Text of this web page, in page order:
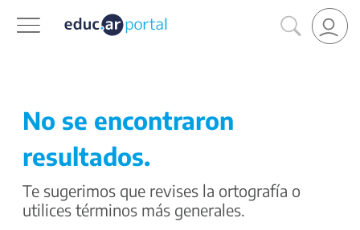
No se encontraron
resultados.
Te sugerimos que revises la ortografía o
utilices términos más generales.